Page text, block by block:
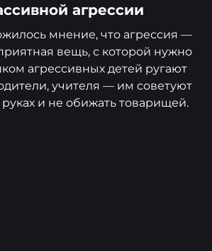
агрессии
мнение, что агрессия —
вещь, с которой нужно
агрессивных детей ругают
учителя — им советуют
и не обижать товарищей.